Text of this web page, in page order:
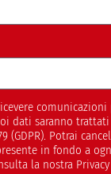
dati saranno
(GDPR). Potrai
in fondo a
la nostra Privacy